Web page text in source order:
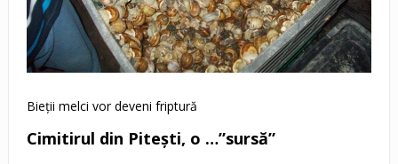
Bieţii melci vor deveni friptură
Cimitirul din Piteşti, o …”sursă”